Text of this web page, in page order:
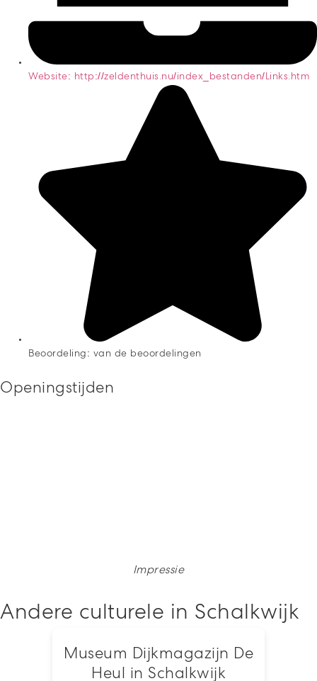
Website: http://zeldenthuis.nu/index_bestanden/Links.htm
Beoordeling: van de beoordelingen
Openingstijden
Impressie
Andere culturele in Schalkwijk
Museum Dijkmagazijn De
Heul in Schalkwijk